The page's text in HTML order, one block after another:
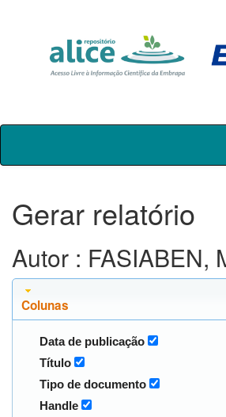
Skip
Gerar relatório
Autor : FASIABEN,
Colunas
Data de publicação
Título
Tipo de documento
Handle